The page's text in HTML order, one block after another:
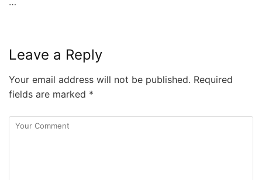
Leave a Reply
Your email address will not be published. Required
fields are marked *